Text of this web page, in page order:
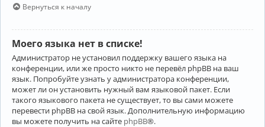
Вернуться к началу
Моего языка нет в списке!
Администратор не установил поддержку вашего языка на
конференции, или же просто никто не перевёл phpBB на ваш
язык. Попробуйте узнать у администратора конференции,
может ли он установить нужный вам языковой пакет. Если
такого языкового пакета не существует, то вы сами можете
перевести phpBB на свой язык. Дополнительную информацию
вы можете получить на сайте phpBB®.